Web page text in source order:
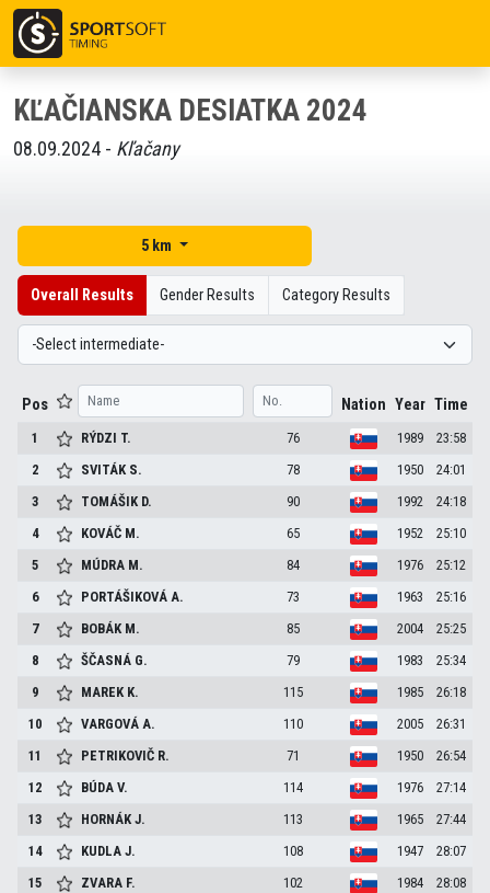
KĽAČIANSKA DESIATKA 2024
08.09.2024 - Kľačany
5 km
Overall Results Gender Results Category Results
Pos Nation Year Time
1 RÝDZI T. 76 1989
23:58
2
SVITÁK S. 78 1950
24:01
3
TOMÁŠIK D. 90 1992
24:18
4
KOVÁČ M. 65 1952
25:10
5
MÚDRA M. 84 1976
25:12
6
PORTÁŠIKOVÁA. 73 1963
25:16
7
BOBÁK M. 85 2004
25:25
8
ŠČASNÁ G. 79 1983
25:34
9
MAREK K. 115 1985
26:18
10
VARGOVÁA. 110 2005
26:31
11
PETRIKOVIČ R. 71 1950
26:54
12
BÚDAV. 114 1976
27:14
13
HORNÁKJ. 113 1965
27:44
14
KUDLAJ. 108 1947
28:07
15
ZVARA F. 102 1984
28:08